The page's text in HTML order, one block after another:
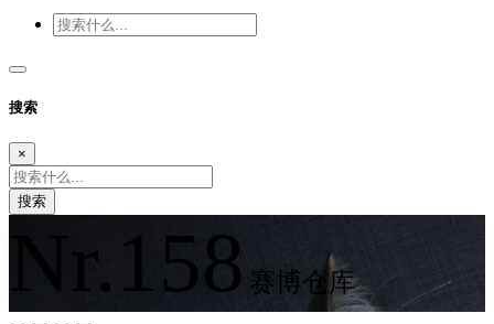
搜索
×
搜索
Nr.158 赛博仓库